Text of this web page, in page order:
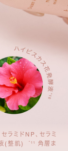
ラミドNP、セラミ
(整肌) *11
角層ま